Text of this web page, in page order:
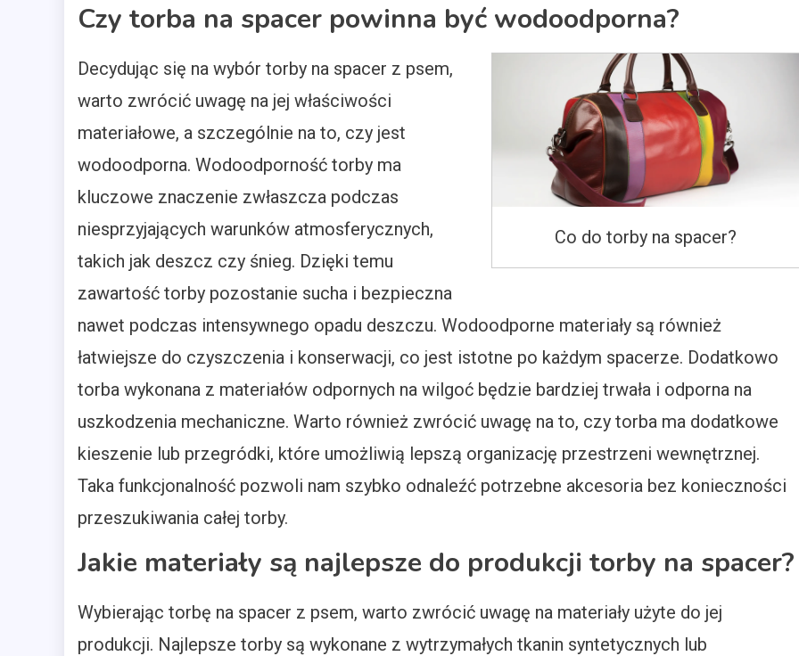
Czy torba na spacer powinna być wodoodporna?
Co do torby na spacer?
Decydując się na wybór torby na spacer z psem,
warto zwrócić uwagę na jej właściwości
materiałowe, a szczególnie na to, czy jest
wodoodporna. Wodoodporność torby ma
kluczowe znaczenie zwłaszcza podczas
niesprzyjających warunków atmosferycznych,
takich jak deszcz czy śnieg. Dzięki temu
zawartość torby pozostanie sucha i bezpieczna
nawet podczas intensywnego opadu deszczu. Wodoodporne materiały są również
łatwiejsze do czyszczenia i konserwacji, co jest istotne po każdym spacerze. Dodatkowo
torba wykonana z materiałów odpornych na wilgoć będzie bardziej trwała i odporna na
uszkodzenia mechaniczne. Warto również zwrócić uwagę na to, czy torba ma dodatkowe
kieszenie lub przegródki, które umożliwią lepszą organizację przestrzeni wewnętrznej.
Taka funkcjonalność pozwoli nam szybko odnaleźć potrzebne akcesoria bez konieczności
przeszukiwania całej torby.
Jakie materiały są najlepsze do produkcji torby na spacer?
Wybierając torbę na spacer z psem, warto zwrócić uwagę na materiały użyte do jej
produkcji. Najlepsze torby są wykonane z wytrzymałych tkanin syntetycznych lub